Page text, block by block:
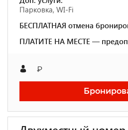
Парковка, WI-Fi
БЕСПЛАТНАЯ отмена
ПЛАТИТЕ НА МЕСТЕ —
₽